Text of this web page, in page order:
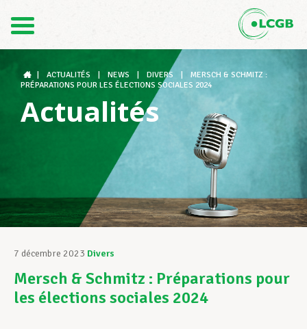
DE
Le LCGB
Structures syndicales
Assistance au Travail
Vos droits
ACTUALITÉS NEWS DIVERS
MERSCH & SCHMITZ :
PRÉPARATIONS POUR LES ÉLECTIONS SOCIALES 2024
Actualités
7 décembre 2023 Divers
Mersch & Schmitz : Préparations pour
les élections sociales 2024